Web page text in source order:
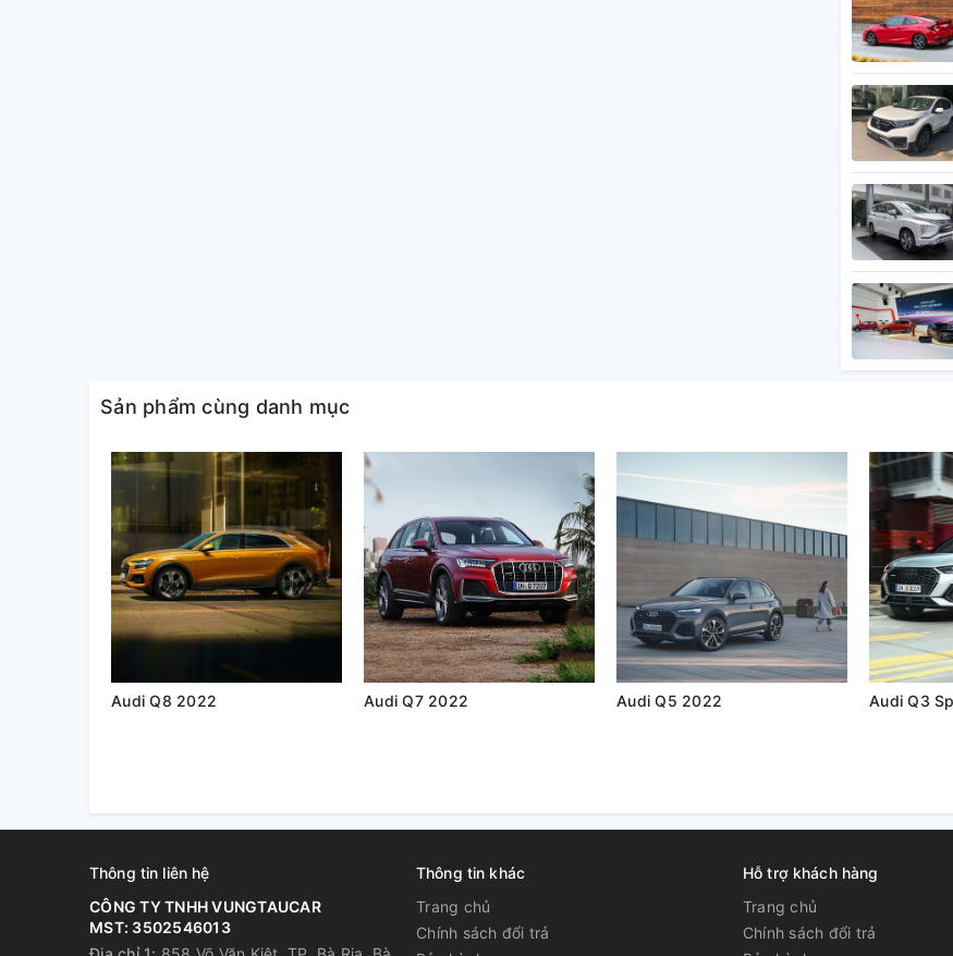
Sản phẩm cùng danh mục
Audi Q8 2022 Audi Q7 2022 Audi Q5 2022
Thông tin liên hệ
CÔNG TY TNHH VUNGTAUCAR
MST: 3502546013
Thông tin khác
Trang chủ
Chính sách đổi trả
Hỗ trợ khách hàng
Trang chủ
Chính sách đổi trả